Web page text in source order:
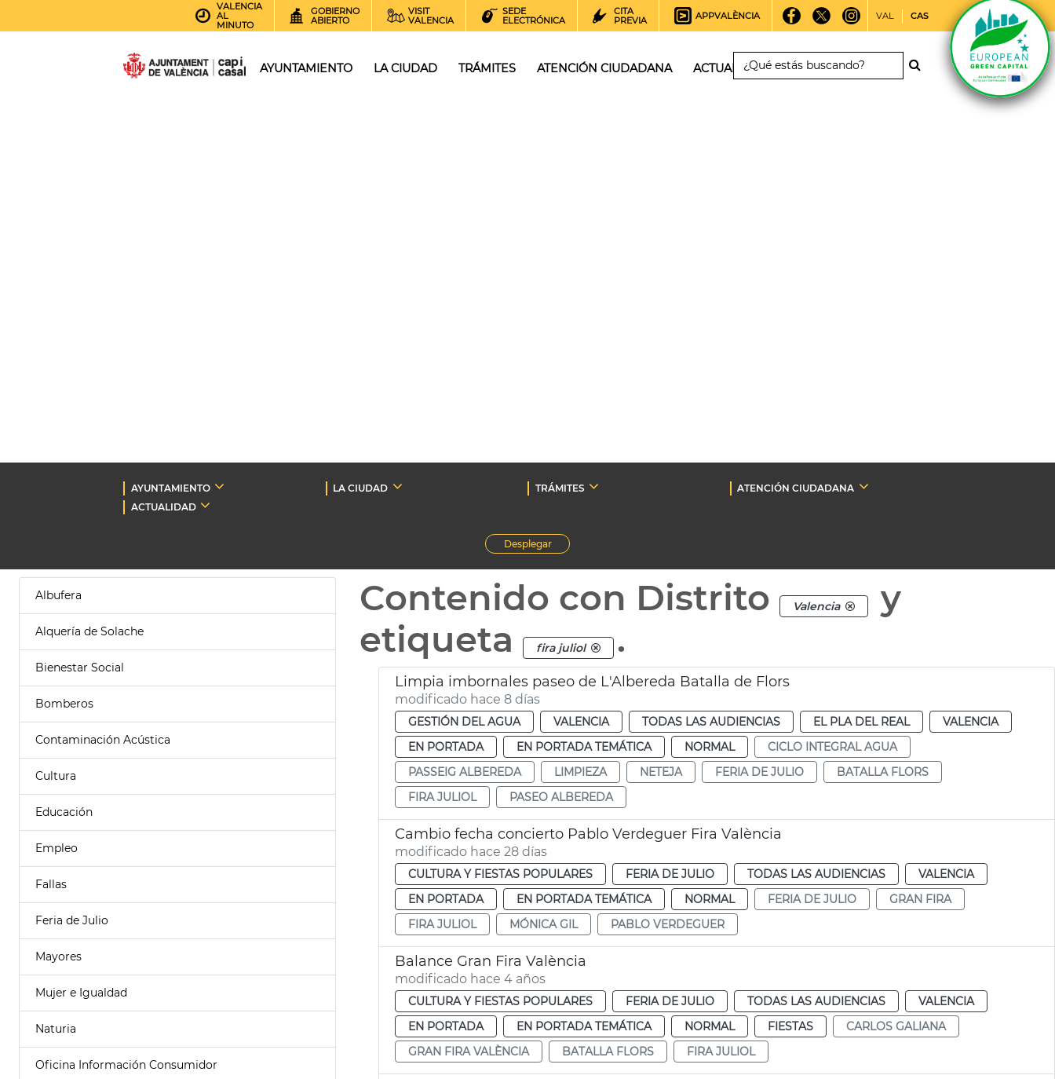
VALENCIA
AL
MINUTO
GOBIERNO
ABIERTO
VISIT
VALENCIA
SEDE
ELECTRÓNICA
CITA
PREVIA
APPVALÈNCIA VAL CAS
AYUNTAMIENTO LA CIUDAD TRÁMITES ATENCIÓN CIUDADANA ACTUALIDAD
AYUNTAMIENTO LA CIUDAD TRÁMITES
ATENCIÓN CIUDADANA
ACTUALIDAD
Desplegar
Albufera
Alquería de Solache
Bienestar Social
Bomberos
Contaminación Acústica
Cultura
Educación
Empleo
Fallas
Feria de Julio
Mayores
Mujer e Igualdad
Naturia
Oficina Información Consumidor
Contenido con Distrito Valencia
y
etiqueta
fira juliol .
Limpia imbornales paseo de L'Albereda Batalla de Flors
modificado hace 8 días
GESTIÓN DEL AGUA VALENCIA TODAS LAS AUDIENCIAS EL PLA DEL REAL
VALENCIA
EN PORTADA
EN PORTADA TEMÁTICA NORMAL
CICLO INTEGRAL AGUA
PASSEIG ALBEREDA
LIMPIEZA NETEJA FERIA DE JULIO
BATALLA FLORS
FIRA JULIOL
PASEO ALBEREDA
Cambio fecha concierto Pablo Verdeguer Fira València
modificado hace 28 días
CULTURA Y FIESTAS POPULARES FERIA DE JULIO TODAS LAS AUDIENCIAS
VALENCIA
EN PORTADA
EN PORTADA TEMÁTICA NORMAL FERIA DE JULIO
GRAN FIRA
FIRA JULIOL
MÓNICA GIL PABLO VERDEGUER
Balance Gran Fira València
modificado hace 4 años
CULTURA Y FIESTAS POPULARES FERIA DE JULIO TODAS LAS AUDIENCIAS
VALENCIA
EN PORTADA
EN PORTADA TEMÁTICA NORMAL FIESTAS
CARLOS GALIANA
GRAN FIRA VALÈNCIA
BATALLA FLORS FIRA JULIOL